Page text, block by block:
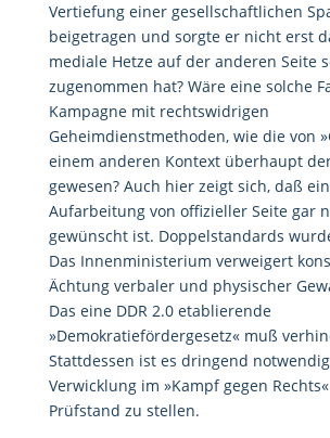
Vertiefung einer gesellschaftlichen
beigetragen und sorgte er nicht erst
mediale Hetze auf der anderen Seite
zugenommen hat? Wäre eine solche
Kampagne mit rechtswidrigen
Geheimdienstmethoden, wie die von
einem anderen Kontext überhaupt
gewesen? Auch hier zeigt sich, daß
Aufarbeitung von offizieller Seite gar
gewünscht ist. Doppelstandards
Das Innenministerium verweigert
Ächtung verbaler und physischer
Das eine DDR 2.0 etablierende
»Demokratiefördergesetz« muß
Stattdessen ist es dringend
Verwicklung im »Kampf gegen
Prüfstand zu stellen.